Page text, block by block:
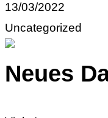
13/03/2022
Uncategorized
Neues